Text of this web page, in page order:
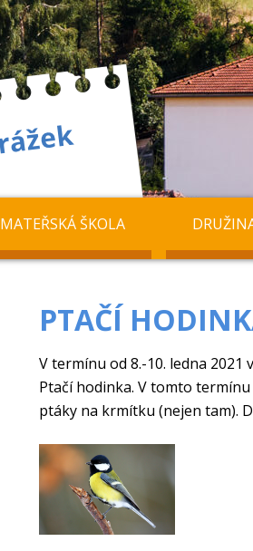
MATEŘSKÁ ŠKOLA
PTAČÍ
V termínu od 8.-10. ledna
Ptačí hodinka. V tomto
ptáky na krmítku (nejen tam).